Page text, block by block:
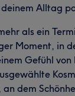
Alltag
als ein
Moment, in
Gefühl
dem